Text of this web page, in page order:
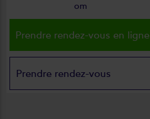
om
Prendre rendez-vous en ligne
Prendre rendez-vous